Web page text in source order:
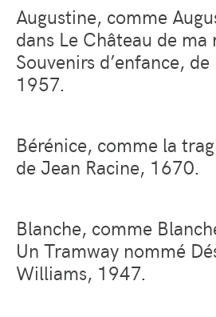
Augustine, comme
dans Le Château de ma
Souvenirs d’enfance,
1957.
Bérénice, comme la
de Jean Racine, 1670.
Blanche, comme
Un Tramway nommé
Williams, 1947.